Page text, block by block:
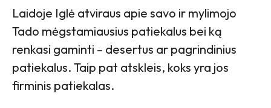
Laidoje Iglė atviraus apie savo ir mylimojo
Tado mėgstamiausius patiekalus bei ką
renkasi gaminti – desertus ar pagrindinius
patiekalus. Taip pat atskleis, koks yra jos
firminis patiekalas.